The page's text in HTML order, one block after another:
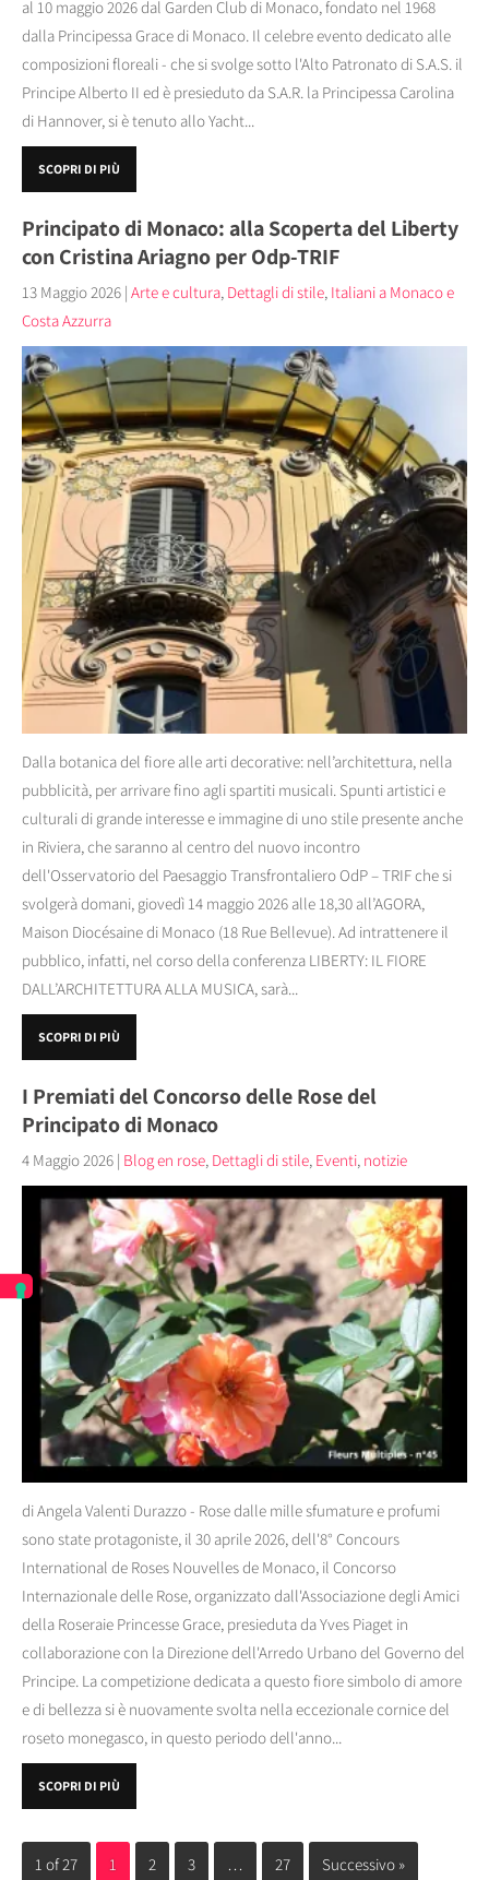
al 10 maggio 2026 dal Garden Club di Monaco, fondato nel 1968
dalla Principessa Grace di Monaco. Il celebre evento dedicato alle
composizioni floreali - che si svolge sotto l'Alto Patronato di S.A.S. il
Principe Alberto II ed è presieduto da S.A.R. la Principessa Carolina
di Hannover, si è tenuto allo Yacht...
SCOPRI DI PIÙ
Principato di Monaco: alla Scoperta del Liberty
con Cristina Ariagno per Odp-TRIF
13 Maggio 2026 | Arte e cultura, Dettagli di stile, Italiani a Monaco e
Costa Azzurra
Dalla botanica del fiore alle arti decorative: nell’architettura, nella
pubblicità, per arrivare fino agli spartiti musicali. Spunti artistici e
culturali di grande interesse e immagine di uno stile presente anche
in Riviera, che saranno al centro del nuovo incontro
dell'Osservatorio del Paesaggio Transfrontaliero OdP – TRIF che si
svolgerà domani, giovedì 14 maggio 2026 alle 18,30 all’AGORA,
Maison Diocésaine di Monaco (18 Rue Bellevue). Ad intrattenere il
pubblico, infatti, nel corso della conferenza LIBERTY: IL FIORE
DALL’ARCHITETTURA ALLA MUSICA, sarà...
SCOPRI DI PIÙ
I Premiati del Concorso delle Rose del
Principato di Monaco
4 Maggio 2026 | Blog en rose, Dettagli di stile, Eventi, notizie
di Angela Valenti Durazzo - Rose dalle mille sfumature e profumi
sono state protagoniste, il 30 aprile 2026, dell'8° Concours
International de Roses Nouvelles de Monaco, il Concorso
Internazionale delle Rose, organizzato dall'Associazione degli Amici
della Roseraie Princesse Grace, presieduta da Yves Piaget in
collaborazione con la Direzione dell'Arredo Urbano del Governo del
Principe. La competizione dedicata a questo fiore simbolo di amore
e di bellezza si è nuovamente svolta nella eccezionale cornice del
roseto monegasco, in questo periodo dell'anno...
SCOPRI DI PIÙ
1 of 27 1 2 3 … 27 Successivo »